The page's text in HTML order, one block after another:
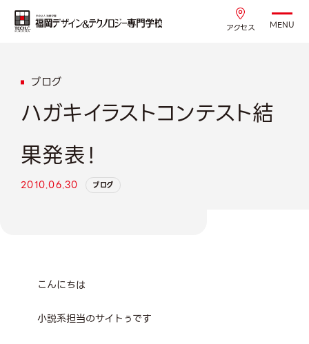
アクセス MENU
ブログ
ハガキイラストコンテスト結
果発表！
2010.06.30 ブログ
こんにちは
小説系担当のサイトぅです